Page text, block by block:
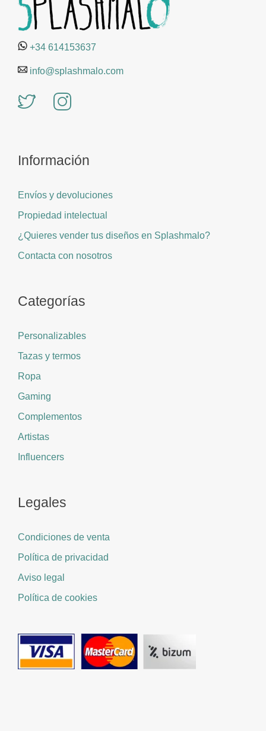
+34 614153637
info@splashmalo.com
Información
Envíos y devoluciones
Propiedad intelectual
¿Quieres vender tus diseños en Splashmalo?
Contacta con nosotros
Categorías
Personalizables
Tazas y termos
Ropa
Gaming
Complementos
Artistas
Influencers
Legales
Condiciones de venta
Política de privacidad
Aviso legal
Política de cookies